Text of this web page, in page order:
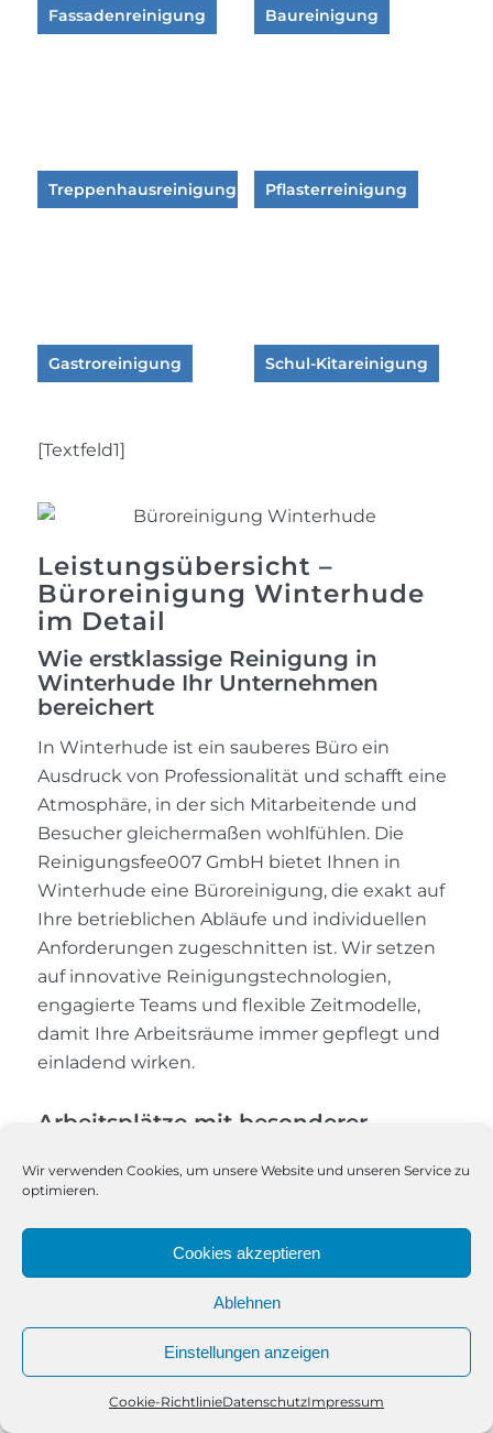
Wir verwenden Cookies, um unsere Website und unseren Service zu
optimieren.
Cookies akzeptieren
Ablehnen
Einstellungen anzeigen
Cookie-RichtlinieDatenschutzImpressum
Fassadenreinigung Baureinigung
Treppenhausreinigung Pflasterreinigung
Gastroreinigung Schul-Kitareinigung
[Textfeld1]
Leistungsübersicht –
Büroreinigung Winterhude
im Detail
Wie erstklassige Reinigung in
Winterhude Ihr Unternehmen
bereichert
In Winterhude ist ein sauberes Büro ein
Ausdruck von Professionalität und schafft eine
Atmosphäre, in der sich Mitarbeitende und
Besucher gleichermaßen wohlfühlen. Die
Reinigungsfee007 GmbH bietet Ihnen in
Winterhude eine Büroreinigung, die exakt auf
Ihre betrieblichen Abläufe und individuellen
Anforderungen zugeschnitten ist. Wir setzen
auf innovative Reinigungstechnologien,
engagierte Teams und flexible Zeitmodelle,
damit Ihre Arbeitsräume immer gepflegt und
einladend wirken.
Arbeitsplätze mit besonderer
Jeder Arbeitsplatz wird von uns individuell und
Telefone und alle weiteren Geräte werden
sorgfältig gesäubert. Besonders stark
frequentierte Flächen werden regelmäßig
desinfiziert, um eine hygienische Umgebung
zu schaffen und die Gesundheit Ihres Teams zu
Telefon Kontakt WhatsApp